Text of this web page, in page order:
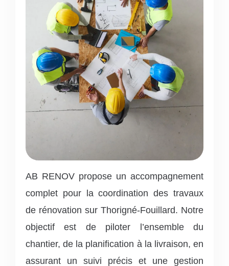
AB RENOV propose un accompagnement
complet pour la coordination des travaux
de rénovation sur Thorigné-Fouillard. Notre
objectif est de piloter l’ensemble du
chantier, de la planification à la livraison, en
assurant un suivi précis et une gestion